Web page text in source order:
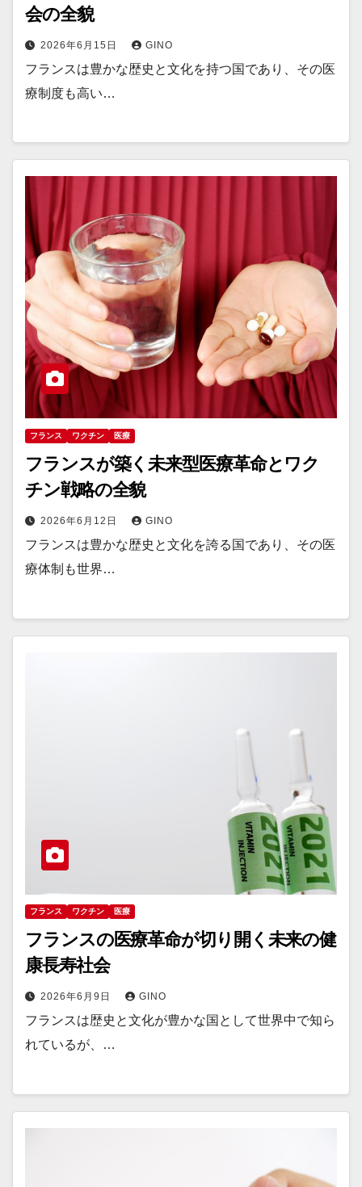
会の全貌
2026年6月15日 GINO
フランスは豊かな歴史と文化を持つ国であり、その医
療制度も高い…
フランス ワクチン 医療
フランスが築く未来型医療革命とワク
チン戦略の全貌
2026年6月12日 GINO
フランスは豊かな歴史と文化を誇る国であり、その医
療体制も世界…
フランス ワクチン 医療
フランスの医療革命が切り開く未来の健
康長寿社会
2026年6月9日 GINO
フランスは歴史と文化が豊かな国として世界中で知ら
れているが、…